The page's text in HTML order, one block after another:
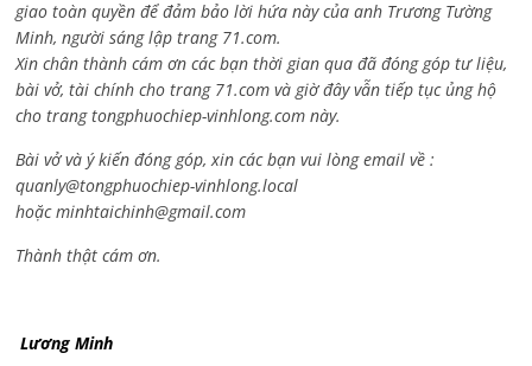
giao toàn quyền để đảm bảo lời hứa này của anh Trương Tường
Minh, người sáng lập trang 71.com.
Xin chân thành cám ơn các bạn thời gian qua đã đóng góp tư liệu,
bài vở, tài chính cho trang 71.com và giờ đây vẫn tiếp tục ủng hộ
cho trang tongphuochiep-vinhlong.com này.
Bài vở và ý kiến đóng góp, xin các bạn vui lòng email về :
quanly@tongphuochiep-vinhlong.local
hoặcminhtaichinh@gmail.com
Thành thật cám ơn.
Lương Minh